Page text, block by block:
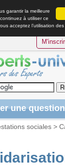
garantir la meilleure
à utiliser ce
acceptez l’utilisation des
une question
sociales >